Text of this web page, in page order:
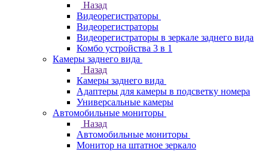
Назад
Видеорегистраторы
Видеорегистраторы
Видеорегистраторы в зеркале заднего вида
Комбо устройства 3 в 1
Камеры заднего вида
Назад
Камеры заднего вида
Адаптеры для камеры в подсветку номера
Универсальные камеры
Автомобильные мониторы
Назад
Автомобильные мониторы
Монитор на штатное зеркало